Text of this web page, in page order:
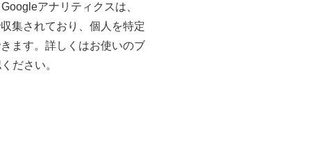
アナリティクスは、
集されており、個人を特定
ます。詳しくはお使いのブ
ださい。